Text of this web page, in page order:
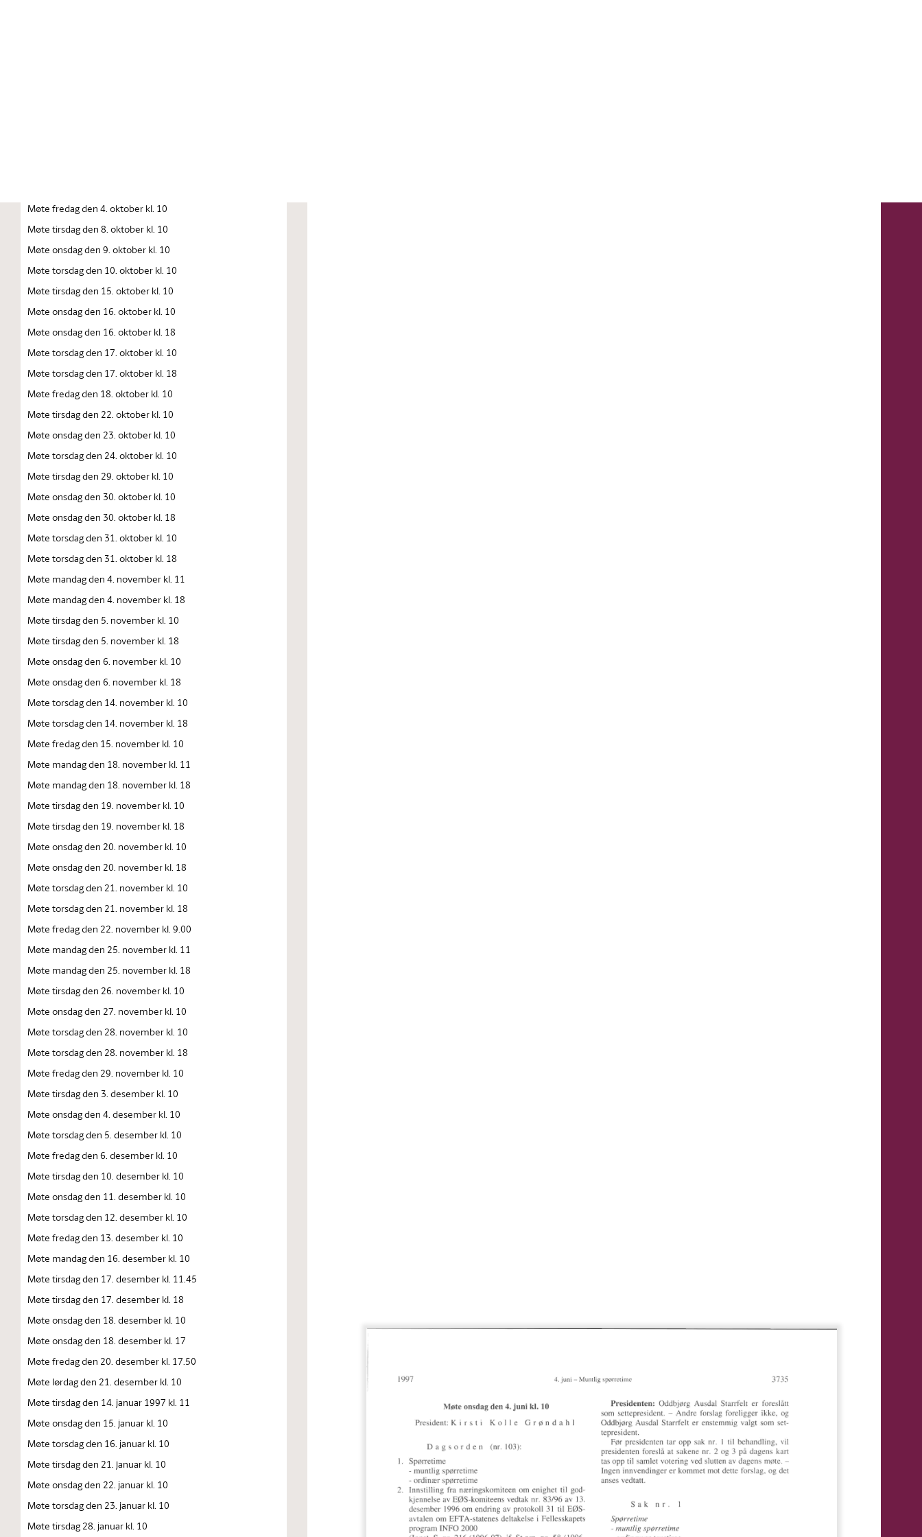
Møte fredag den 4. oktober kl. 10
Møte tirsdag den 8. oktober kl. 10
Møte onsdag den 9. oktober kl. 10
Møte torsdag den 10. oktober kl. 10
Møte tirsdag den 15. oktober kl. 10
Møte onsdag den 16. oktober kl. 10
Møte onsdag den 16. oktober kl. 18
Møte torsdag den 17. oktober kl. 10
Møte torsdag den 17. oktober kl. 18
Møte fredag den 18. oktober kl. 10
Møte tirsdag den 22. oktober kl. 10
Møte onsdag den 23. oktober kl. 10
Møte torsdag den 24. oktober kl. 10
Møte tirsdag den 29. oktober kl. 10
Møte onsdag den 30. oktober kl. 10
Møte onsdag den 30. oktober kl. 18
Møte torsdag den 31. oktober kl. 10
Møte torsdag den 31. oktober kl. 18
Møte mandag den 4. november kl. 11
Møte mandag den 4. november kl. 18
Møte tirsdag den 5. november kl. 10
Møte tirsdag den 5. november kl. 18
Møte onsdag den 6. november kl. 10
Møte onsdag den 6. november kl. 18
Møte torsdag den 14. november kl. 10
Møte torsdag den 14. november kl. 18
Møte fredag den 15. november kl. 10
Møte mandag den 18. november kl. 11
Møte mandag den 18. november kl. 18
Møte tirsdag den 19. november kl. 10
Møte tirsdag den 19. november kl. 18
Møte onsdag den 20. november kl. 10
Møte onsdag den 20. november kl. 18
Møte torsdag den 21. november kl. 10
Møte torsdag den 21. november kl. 18
Møte fredag den 22. november kl. 9.00
Møte mandag den 25. november kl. 11
Møte mandag den 25. november kl. 18
Møte tirsdag den 26. november kl. 10
Møte onsdag den 27. november kl. 10
Møte torsdag den 28. november kl. 10
Møte torsdag den 28. november kl. 18
Møte fredag den 29. november kl. 10
Møte tirsdag den 3. desember kl. 10
Møte onsdag den 4. desember kl. 10
Møte torsdag den 5. desember kl. 10
Møte fredag den 6. desember kl. 10
Møte tirsdag den 10. desember kl. 10
Møte onsdag den 11. desember kl. 10
Møte torsdag den 12. desember kl. 10
Møte fredag den 13. desember kl. 10
Møte mandag den 16. desember kl. 10
Møte tirsdag den 17. desember kl. 11.45
Møte tirsdag den 17. desember kl. 18
Møte onsdag den 18. desember kl. 10
Møte onsdag den 18. desember kl. 17
Møte fredag den 20. desember kl. 17.50
Møte lørdag den 21. desember kl. 10
Møte tirsdag den 14. januar 1997 kl. 11
Møte onsdag den 15. januar kl. 10
Møte torsdag den 16. januar kl. 10
Møte tirsdag den 21. januar kl. 10
Møte onsdag den 22. januar kl. 10
Møte torsdag den 23. januar kl. 10
Møte tirsdag 28. januar kl. 10